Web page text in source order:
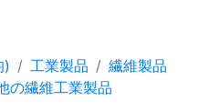
) 工業製品
繊維製品
の繊維工業製品